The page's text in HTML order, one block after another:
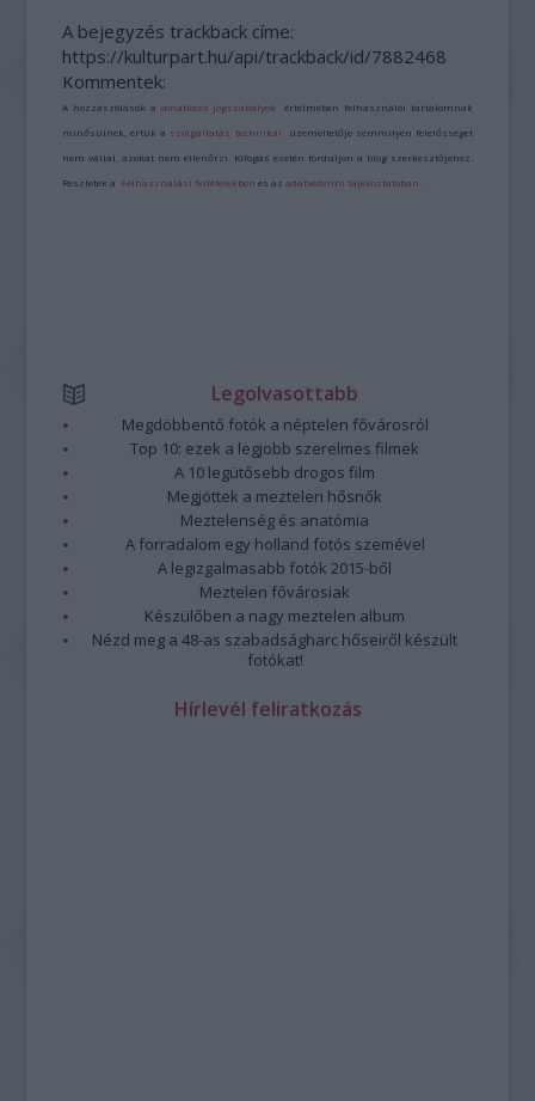
A bejegyzés trackback címe:
https://kulturpart.hu/api/trackback/id/7882468
Kommentek:
A hozzászólások avonatkozó jogszabályok értelmében felhasználói tartalomnak
minősülnek, értük a szolgáltatás technikai üzemeltetője semmilyen felelősséget
nem vállal, azokat nem ellenőrzi. Kifogás esetén forduljon a blog szerkesztőjéhez.
Részletek a Felhasználási feltételekben és azadatvédelmi tájékoztatóban
Legolvasottabb
Megdöbbentő fotók a néptelen fővárosról
Top 10: ezek a legjobb szerelmes filmek
A 10 legütősebb drogos film
Megjöttek a meztelen hősnők
Meztelenség és anatómia
A forradalom egy holland fotós szemével
A legizgalmasabb fotók 2015-ből
Meztelen fővárosiak
Készülőben a nagy meztelen album
Nézd meg a 48-as szabadságharc hőseiről készült
fotókat!
Hírlevél feliratkozás